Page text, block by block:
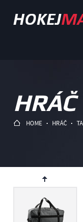
HRÁČ
HOME HRÁČ